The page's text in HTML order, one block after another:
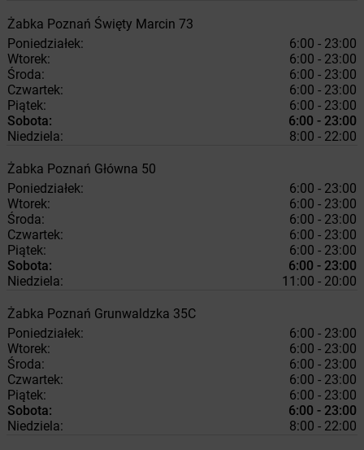
Żabka Poznań Święty Marcin 73
Poniedziałek:
6:00 - 23:00
Wtorek:
6:00 - 23:00
Środa:
6:00 - 23:00
Czwartek:
6:00 - 23:00
Piątek:
6:00 - 23:00
Sobota:
6:00 - 23:00
Niedziela:
8:00 - 22:00
Żabka Poznań Główna 50
Poniedziałek:
6:00 - 23:00
Wtorek:
6:00 - 23:00
Środa:
6:00 - 23:00
Czwartek:
6:00 - 23:00
Piątek:
6:00 - 23:00
Sobota:
6:00 - 23:00
Niedziela:
11:00 - 20:00
Żabka Poznań Grunwaldzka 35C
Poniedziałek:
6:00 - 23:00
Wtorek:
6:00 - 23:00
Środa:
6:00 - 23:00
Czwartek:
6:00 - 23:00
Piątek:
6:00 - 23:00
Sobota:
6:00 - 23:00
Niedziela:
8:00 - 22:00